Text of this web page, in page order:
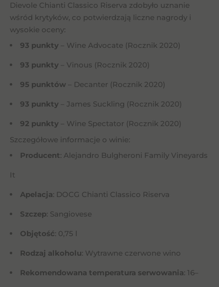
Dievole Chianti Classico Riserva zdobyło uznanie
wśród krytyków, co potwierdzają liczne nagrody i
wysokie oceny:
93 punkty – Wine Advocate (Rocznik 2020)
93 punkty – Vinous (Rocznik 2020)
95 punktów – Decanter (Rocznik 2020)
93 punkty – James Suckling (Rocznik 2020)
92 punkty – Wine Spectator (Rocznik 2020)
Szczegółowe informacje o winie:
Producent: Alejandro Bulgheroni Family Vineyards
It
Apelacja: DOCG Chianti Classico Riserva
Szczep: Sangiovese
Objętość: 0,75 l
Rodzaj alkoholu: Wytrawne czerwone wino
Rekomendowana temperatura serwowania: 16–